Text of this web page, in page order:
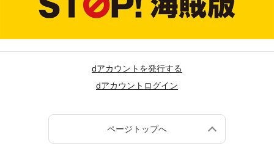
dアカウントを発行する
dアカウントログイン
ページトップへ